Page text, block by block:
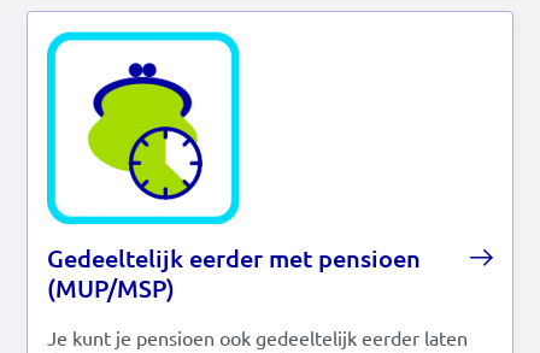
Gedeeltelijk eerder met pensioen
(MUP/MSP)
Je kunt je pensioen ook gedeeltelijk eerder laten